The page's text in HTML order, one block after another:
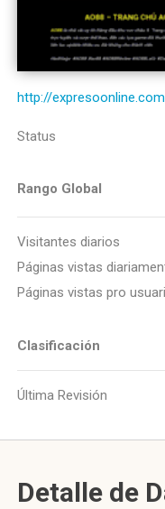
http://
Status
Rango Global
Visitantes diarios
Páginas vistas
Páginas vistas pro
Clasificación
Última Revisión
Detalle de